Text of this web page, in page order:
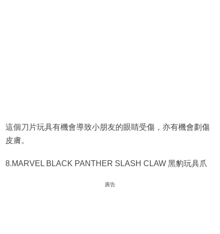
這個刀片玩具有機會導致小朋友的眼睛受傷，亦有機會劃傷
皮膚。
8.MARVEL BLACK PANTHER SLASH CLAW 黑豹玩具爪
廣告